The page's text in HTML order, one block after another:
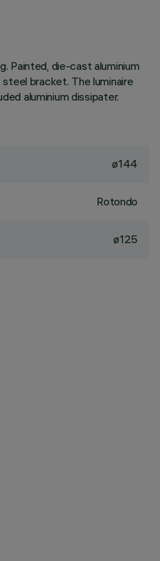
Painted, die-cast aluminium
bracket. The luminaire
aluminium dissipater.
ø144
Rotondo
ø125